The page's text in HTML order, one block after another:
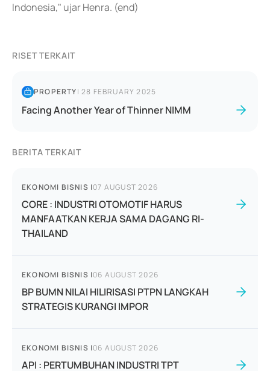
Indonesia," ujar Henra. (end)
RISET TERKAIT
PROPERTY|28 FEBRUARY 2025
Facing Another Year of Thinner NIMM
BERITA TERKAIT
EKONOMI BISNIS |07 AUGUST 2026
CORE : INDUSTRI OTOMOTIF HARUS
MANFAATKAN KERJA SAMA DAGANG RI-
THAILAND
EKONOMI BISNIS |06 AUGUST 2026
BP BUMN NILAI HILIRISASI PTPN LANGKAH
STRATEGIS KURANGI IMPOR
EKONOMI BISNIS |06 AUGUST 2026
API : PERTUMBUHAN INDUSTRI TPT